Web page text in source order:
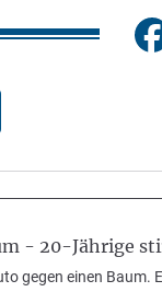
- 20-Jährige
gegen einen